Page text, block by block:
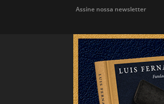
Assine nossa newsletter